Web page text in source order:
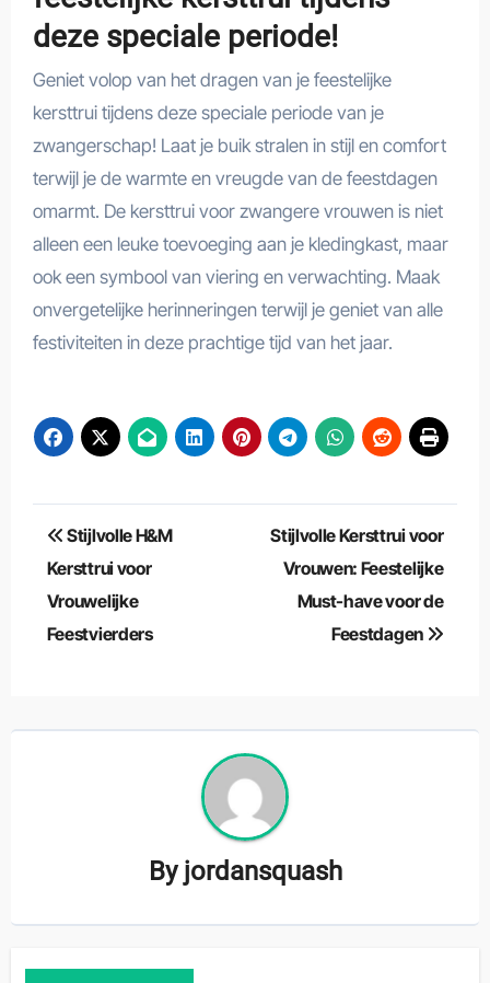
deze speciale periode!
Geniet volop van het dragen van je feestelijke
kersttrui tijdens deze speciale periode van je
zwangerschap! Laat je buik stralen in stijl en comfort
terwijl je de warmte en vreugde van de feestdagen
omarmt. De kersttrui voor zwangere vrouwen is niet
alleen een leuke toevoeging aan je kledingkast, maar
ook een symbool van viering en verwachting. Maak
onvergetelijke herinneringen terwijl je geniet van alle
festiviteiten in deze prachtige tijd van het jaar.
Berichtnavigatie
Stijlvolle H&M
Kersttrui voor
Vrouwelijke
Feestvierders
Stijlvolle Kersttrui voor
Vrouwen: Feestelijke
Must-have voor de
Feestdagen
By jordansquash